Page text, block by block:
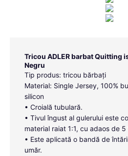
Tricou ADLER barbat Quitting
Negru
Tip produs: tricou bărbați
Material: Single Jersey, 100%
silicon
• Croială tubulară.
• Tivul îngust al gulerului este
material raiat 1:1, cu adaos de 5
• Este aplicată o bandă de
umăr.